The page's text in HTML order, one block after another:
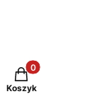
Produkty w
Koszyk